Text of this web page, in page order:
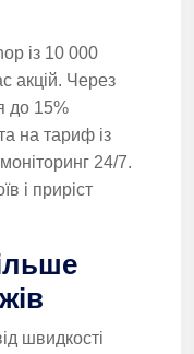
із 10 000
акцій. Через
до 15%
на тариф із
24/7.
і приріст
швидкості